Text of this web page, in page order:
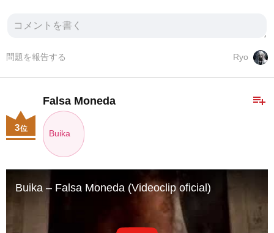
Ryo
問題を報告する
playlist_add
Falsa Moneda
Buika
3位
Buika – Falsa Moneda (Videoclip oficial)